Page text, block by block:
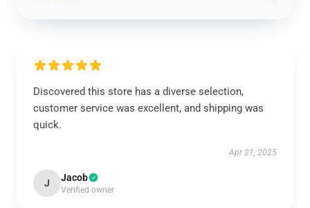
Discovered this store has a diverse selection,
customer service was excellent, and shipping was
quick.
Apr 21, 2025
J Jacob
Verified owner